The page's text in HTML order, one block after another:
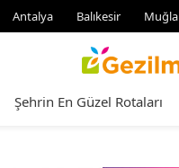
Antalya Balıkesir Muğla
Şehrin En Güzel Rotaları